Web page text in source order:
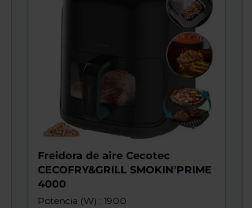
Freidora de aire Cecotec
CECOFRY&GRILL SMOKIN'PRIME
4000
Potencia (W) : 1900